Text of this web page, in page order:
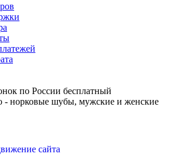
по России бесплатный
- норковые шубы, мужские и женские